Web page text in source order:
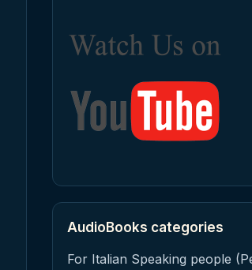
AudioBooks categories
For Italian Speaking people